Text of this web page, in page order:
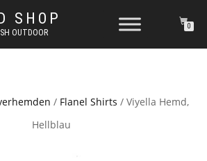
SHOP
OUTDOOR
0
/ Flanel Shirts / Viyella Hemd,
Hellblau